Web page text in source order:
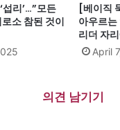
섭리’…”모든
소 참된 것이
[베이직
아우르
리더 자
April
의견 남기기